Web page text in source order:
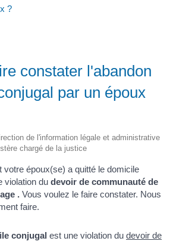
?
constater l'abandon
par un époux
de l'information légale et administrative
chargé de la justice
votre époux(se) a quitté le domicile
violation du devoir de communauté de
. Vous voulez le faire constater. Nous
faire.
conjugal est une violation du devoir de